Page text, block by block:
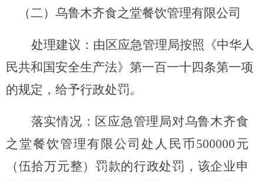
（二）乌鲁木齐食之堂餐饮管理有限公司
处理建议 ： 由区应急管理局按照《中华人
民共和国安全生产法》第一百一十四条第一项
的规定，给予行政处罚。
落实情况： 区应急管理局对乌鲁木齐食
之堂餐饮管理有限公司处人民币500000元
（伍拾万元整）罚款的行政处罚，该企业申